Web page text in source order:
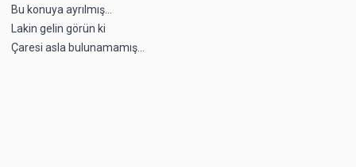
Bu konuya ayrılmış…
Lakin gelin görün ki
Çaresi asla bulunamamış…